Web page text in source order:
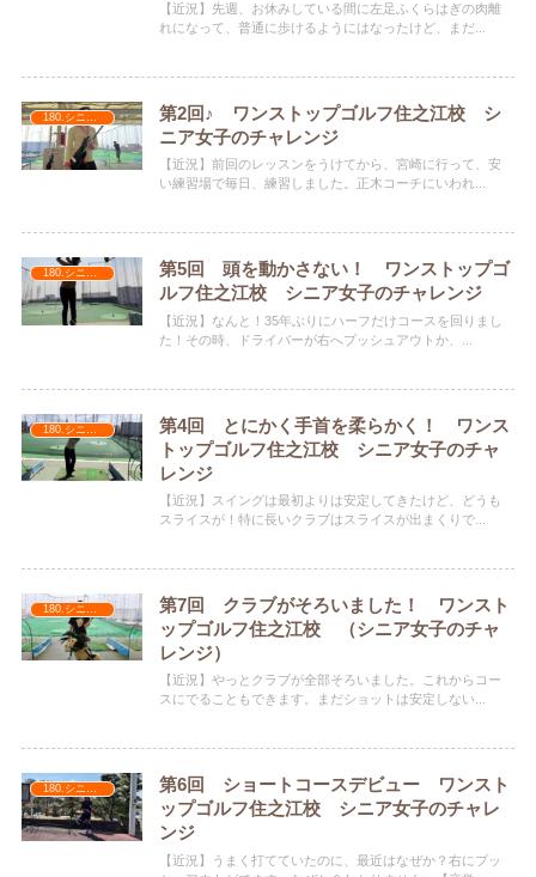
【近況】先週、お休みしている間に左足ふくらはぎの肉離
れになって、普通に歩けるようにはなったけど、まだ...
180.シニア女子のチャレンジ
第2回♪ ワンストップゴルフ住之江校 シ
ニア女子のチャレンジ
【近況】前回のレッスンをうけてから、宮崎に行って、安
い練習場で毎日、練習しました。正木コーチにいわれ...
180.シニア女子のチャレンジ
第5回 頭を動かさない！ ワンストップゴ
ルフ住之江校 シニア女子のチャレンジ
【近況】なんと！35年ぶりにハーフだけコースを回りまし
た！その時、ドライバーが右へプッシュアウトか、...
第4回 とにかく手首を柔らかく！ ワンス
トップゴルフ住之江校 シニア女子のチャ
レンジ
【近況】スイングは最初よりは安定してきたけど、どうも
スライスが！特に長いクラブはスライスが出まくりで...
180.シニア女子のチャレンジ
第7回 クラブがそろいました！ ワンスト
ップゴルフ住之江校 （シニア女子のチャ
レンジ）
【近況】やっとクラブが全部そろいました。これからコー
スにでることもできます。まだショットは安定しない...
180.シニア女子のチャレンジ
第6回 ショートコースデビュー ワンスト
ップゴルフ住之江校 シニア女子のチャレ
ンジ
【近況】うまく打てていたのに、最近はなぜか？右にプッ